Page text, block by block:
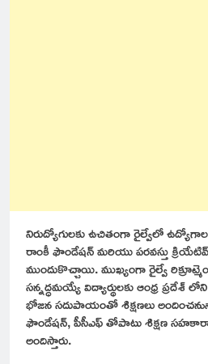
నిరుద్యోగులకు ఉచితంగా రైల్వేలో
రాంకీ ఫౌండేషన్ మరియు పరవస్తు
ముందుకొచ్చాయి. ముఖ్యంగా రైల్వే
సన్నద్ధమయ్యే విద్యార్థులకు ఆంధ్ర ప్రదేశ్
భోజన సదుపాయంతో శిక్షణలు
ఫౌండేషన్, పీసీఎఫ్ తోపాటు శిక్షణ
అందిస్తారు.